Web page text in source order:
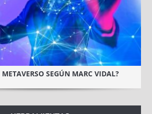
METAVERSO SEGÚN MARC VIDAL?